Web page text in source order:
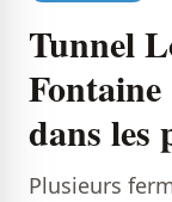
Tunnel
dans les
Plusieurs